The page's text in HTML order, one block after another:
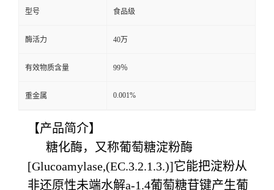
型号 食品级
酶活力 40万
有效物质含量 99％
重金属 0.001%
【产品简介】
糖化酶，又称葡萄糖淀粉酶
[Glucoamylase,(EC.3.2.1.3.)]它能把淀粉从
非还原性未端水解a-1.4葡萄糖苷键产生葡